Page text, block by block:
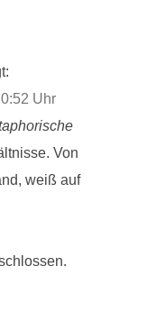
Uhr
Von
weiß auf